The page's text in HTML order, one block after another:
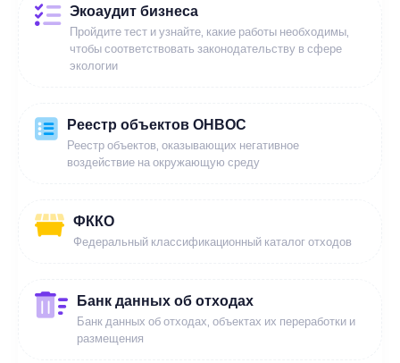
Экоаудит бизнеса
Пройдите тест и узнайте, какие работы необходимы,
чтобы соответствовать законодательству в сфере
экологии
Реестр объектов ОНВОС
Реестр объектов, оказывающих негативное
воздействие на окружающую среду
ФККО
Федеральный классификационный каталог отходов
Банк данных об отходах
Банк данных об отходах, объектах их переработки и
размещения